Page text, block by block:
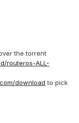
the torrent
routeros-ALL-
download to pick